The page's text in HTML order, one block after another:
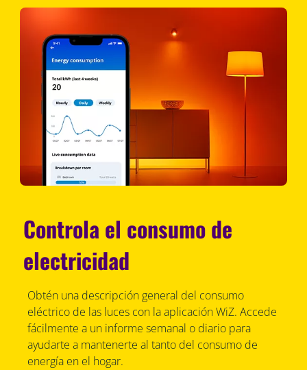
Controla el consumo de
electricidad
Obtén una descripción general del consumo
eléctrico de las luces con la aplicación WiZ. Accede
fácilmente a un informe semanal o diario para
ayudarte a mantenerte al tanto del consumo de
energía en el hogar.